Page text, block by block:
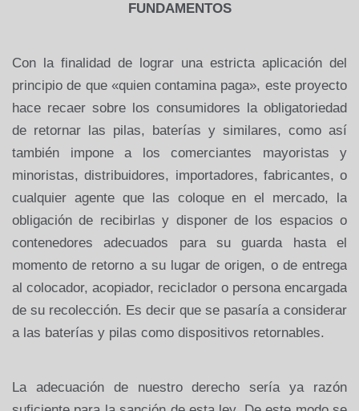
FUNDAMENTOS
Con la finalidad de lograr una estricta aplicación del
principio de que «quien contamina paga», este proyecto
hace recaer sobre los consumidores la obligatoriedad
de retornar las pilas, baterías y similares, como así
también impone a los comerciantes mayoristas y
minoristas, distribuidores, importadores, fabricantes, o
cualquier agente que las coloque en el mercado, la
obligación de recibirlas y disponer de los espacios o
contenedores adecuados para su guarda hasta el
momento de retorno a su lugar de origen, o de entrega
al colocador, acopiador, reciclador o persona encargada
de su recolección. Es decir que se pasaría a considerar
a las baterías y pilas como dispositivos retornables.
La adecuación de nuestro derecho sería ya razón